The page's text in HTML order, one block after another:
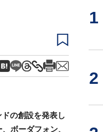
の創設を発表し
ボーダフォン、